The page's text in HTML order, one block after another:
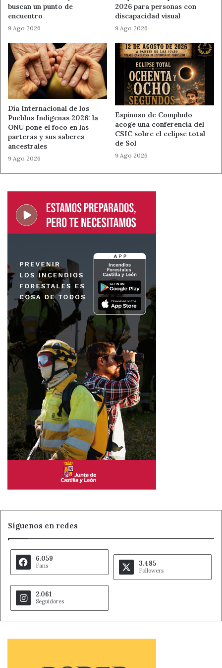
buscan un punto de
encuentro
9 Ago 2026
2026 para personas con
discapacidad visual
9 Ago 2026
Día Internacional de los
Pueblos Indígenas 2026: la
ONU pone el foco en las
parteras y sus saberes
ancestrales
9 Ago 2026
Espinoso de Compludo
acoge una conferencia del
CSIC sobre el eclipse total
de Sol
9 Ago 2026
Síguenos en redes
6.059
Fans 3.485
Followers
2.061
Seguidores